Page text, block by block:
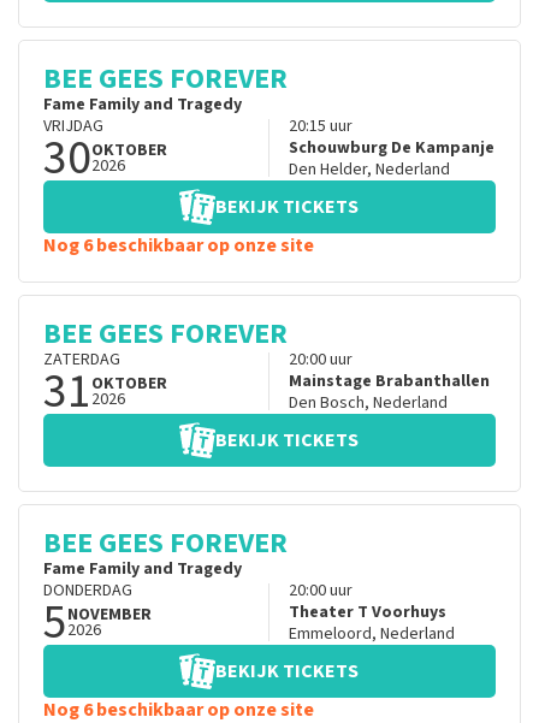
BEE GEES FOREVER
Fame Family and Tragedy
VRIJDAG
30OKTOBER
2026
20:15 uur
Schouwburg De Kampanje
Den Helder, Nederland
BEKIJK TICKETS
Nog 6 beschikbaar op onze site
BEE GEES FOREVER
ZATERDAG
31 OKTOBER
2026
20:00uur
Mainstage Brabanthallen
Den Bosch, Nederland
BEKIJK TICKETS
BEE GEES FOREVER
Fame Family and Tragedy
DONDERDAG
5NOVEMBER
2026
20:00uur
Theater T Voorhuys
Emmeloord, Nederland
BEKIJK TICKETS
Nog 6 beschikbaar op onze site